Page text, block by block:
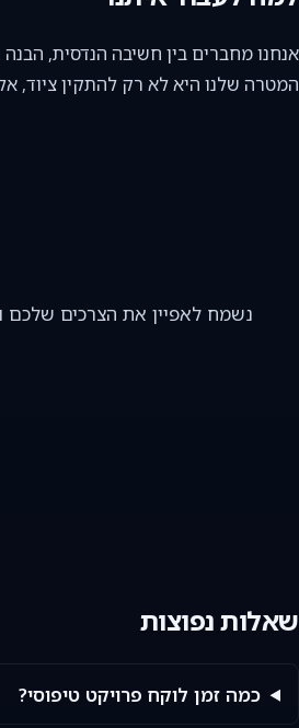
אנחנו מחברים בין חשיבה הנדסית,
המטרה שלנו היא לא רק להתקין ציוד,
נשמח לאפיין את הצרכים שלכם
שאלות נפוצות
כמה זמן לוקח פרויקט טיפוסי?